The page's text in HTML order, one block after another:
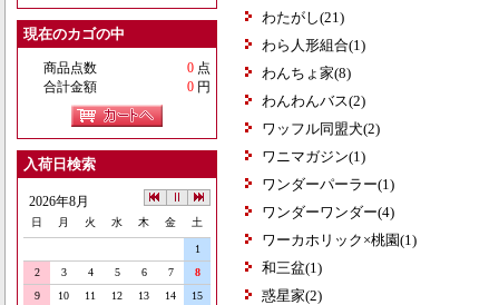
現在のカゴの中
商品点数 0 点
合計金額
0 円
入荷日検索
2026年8月
日 月 火 水 木 金 土
1
2
3 4 5 6 7
8
9
10 11 12 13 14
15
わたがし(21)
わら人形組合(1)
わんちょ家(8)
わんわんバス(2)
ワッフル同盟犬(2)
ワニマガジン(1)
ワンダーパーラー(1)
ワンダーワンダー(4)
ワーカホリック×桃園(1)
和三盆(1)
惑星家(2)